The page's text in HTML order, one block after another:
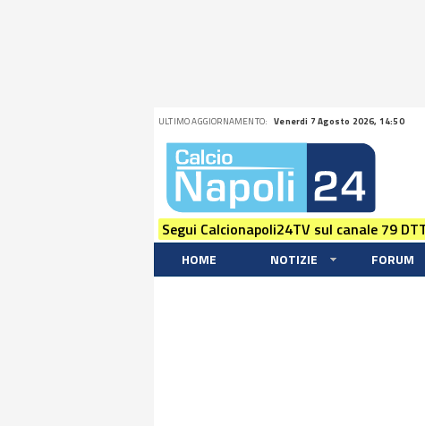
ULTIMO AGGIORNAMENTO: Venerdi 7 Agosto 2026, 14:50
Segui Calcionapoli24TV sul canale 79
HOME NOTIZIE FORUM